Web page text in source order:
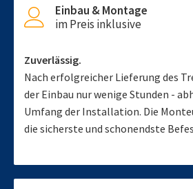
Einbau & Montage
im Preis inklusive
Zuverlässig.
Nach erfolgreicher Lieferung des
der Einbau nur wenige Stunden -
Umfang der Installation. Die
die sicherste und schonendste